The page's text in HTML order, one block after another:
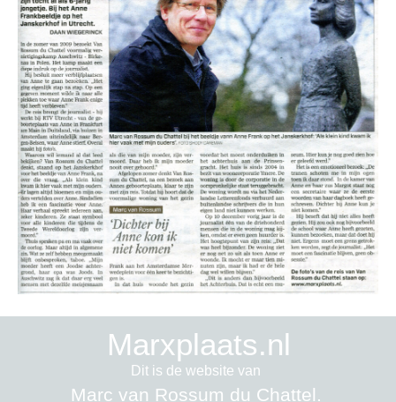
Marxplaats.nl
Dit is de website van
Marc van Rossum du Chattel.